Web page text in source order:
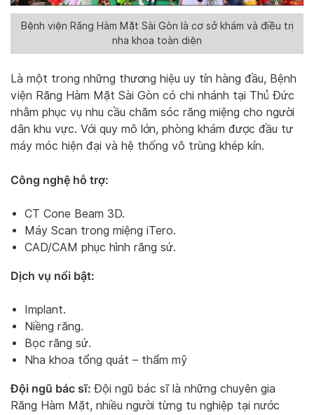
Bệnh viện Răng Hàm Mặt Sài Gòn là cơ sở khám và điều trị
nha khoa toàn diện
Là một trong những thương hiệu uy tín hàng đầu, Bệnh
viện Răng Hàm Mặt Sài Gòn có chi nhánh tại Thủ Đức
nhằm phục vụ nhu cầu chăm sóc răng miệng cho người
dân khu vực. Với quy mô lớn, phòng khám được đầu tư
máy móc hiện đại và hệ thống vô trùng khép kín.
Công nghệ hỗ trợ:
CT Cone Beam 3D.
Máy Scan trong miệng iTero.
CAD/CAM phục hình răng sứ.
Dịch vụ nổi bật:
Implant.
Niềng răng.
Bọc răng sứ.
Nha khoa tổng quát – thẩm mỹ
Đội ngũ bác sĩ: Đội ngũ bác sĩ là những chuyên gia
Răng Hàm Mặt, nhiều người từng tu nghiệp tại nước